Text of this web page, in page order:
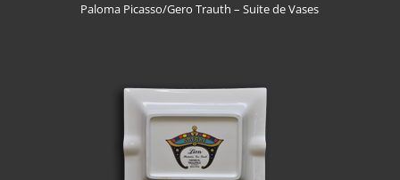
Paloma Picasso/Gero Trauth – Suite de Vases